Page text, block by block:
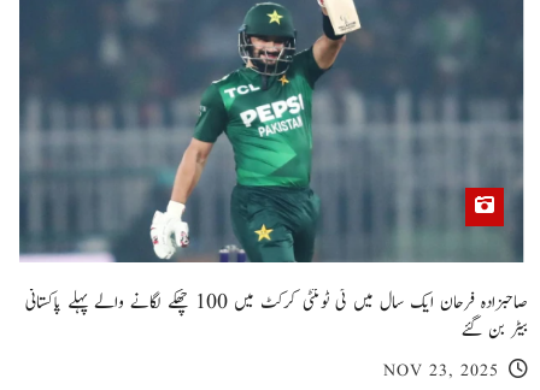
صاحبزادہ فرحان ایک سال میں ٹی ٹوئنٹی کرکٹ میں 100 چھکے لگانے والے پہلے پاکستانی
بیٹر بن گئے
NOV 23, 2025